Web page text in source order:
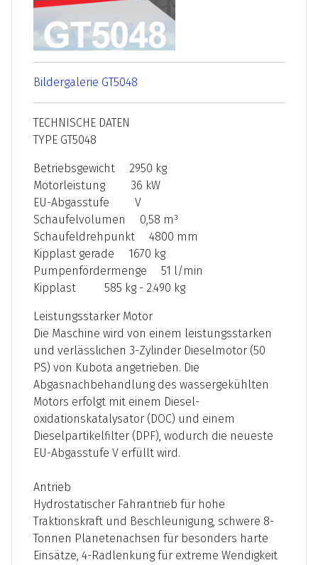
Bildergalerie GT5048
TECHNISCHE DATEN
TYPE GT5048
Betriebsgewicht 2950 kg
Motorleistung 36 kW
EU-Abgasstufe V
Schaufelvolumen 0,58 m³
Schaufeldrehpunkt 4800 mm
Kipplast gerade 1670 kg
Pumpenfördermenge 51 l/min
Kipplast 585 kg - 2.490 kg
Leistungsstarker Motor
Die Maschine wird von einem leistungsstarken
und verlässlichen 3-Zylinder Dieselmotor (50
PS) von Kubota angetrieben. Die
Abgasnachbehandlung des wassergekühlten
Motors erfolgt mit einem Diesel-
oxidationskatalysator (DOC) und einem
Dieselpartikelfilter (DPF), wodurch die neueste
EU-Abgasstufe V erfüllt wird.
Antrieb
Hydrostatischer Fahrantrieb für hohe
Traktionskraft und Beschleunigung, schwere 8-
Tonnen Planetenachsen für besonders harte
Einsätze, 4-Radlenkung für extreme Wendigkeit